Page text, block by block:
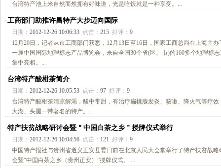
台湾特产池上米自然而然拥有好味道，光是吃饭就是一种享受。...
· 工商部门助推许昌特产大步迈向国际
日期： 2012-12-26 10:06:33 点击： 215 好评： 9
12月20日，记者从市工商部门获悉，12月13日至16日，国家工商总局在上海主办
一届中国国际地理标志产品博览会，来自全国30个省(区、市)的160多个地理标
集中亮相。...
· 台湾特产酸柑茶简介
日期： 2012-12-26 10:05:53 点击： 97 好评： 9
台湾特产酸柑茶清凉解渴，酸中带甜，有治疗扁桃腺发炎、咳嗽、降火气等疗效
大湖、头屋一带著名的特产。...
· 特产扶贫战略研讨会暨＂中国白茶之乡＂授牌仪式举行
日期： 2012-12-26 10:04:56 点击： 121 好评： 9
中国特产报社与贵州省遵义正安县委日前在北京人民大会堂举行了特产扶贫战略
会暨“中国白茶之乡（贵州正安）”授牌仪式。 ...